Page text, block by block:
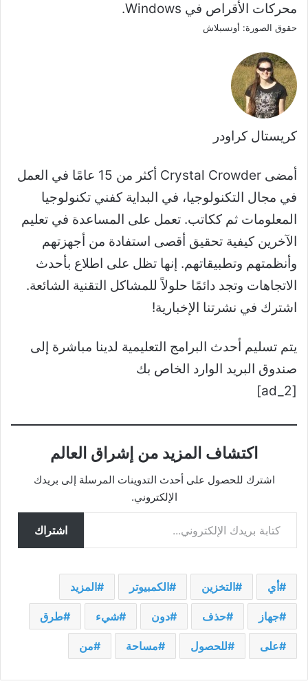
محركات الأقراص في Windows.
حقوق الصورة: أونسبلاش
كريستال كراودر
أمضى Crystal Crowder أكثر من 15 عامًا في العمل
في مجال التكنولوجيا، في البداية كفني تكنولوجيا
المعلومات ثم ككاتب. تعمل على المساعدة في تعليم
الآخرين كيفية تحقيق أقصى استفادة من أجهزتهم
وأنظمتهم وتطبيقاتهم. إنها تظل على اطلاع بأحدث
الاتجاهات وتجد دائمًا حلولاً للمشاكل التقنية الشائعة.
اشترك في نشرتنا الإخبارية!
يتم تسليم أحدث البرامج التعليمية لدينا مباشرة إلى
صندوق البريد الوارد الخاص بك
[ad_2]
اكتشاف المزيد من إشراق العالم
اشترك للحصول على أحدث التدوينات المرسلة إلى بريدك
الإلكتروني.
كتابة بريدك الإلكتروني...
اشتراك
أي التخزين الكمبيوتر المزيد
جهاز حذف دون شيء طرق
على للحصول مساحة من